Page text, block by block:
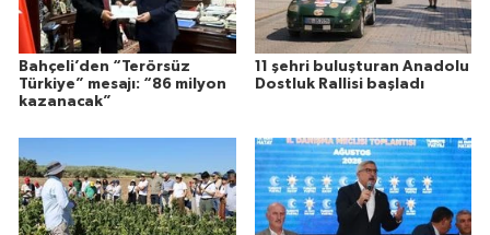
Bahçeli’den “Terörsüz
Türkiye” mesajı: “86 milyon
kazanacak”
11 şehri buluşturan Anadolu
Dostluk Rallisi başladı